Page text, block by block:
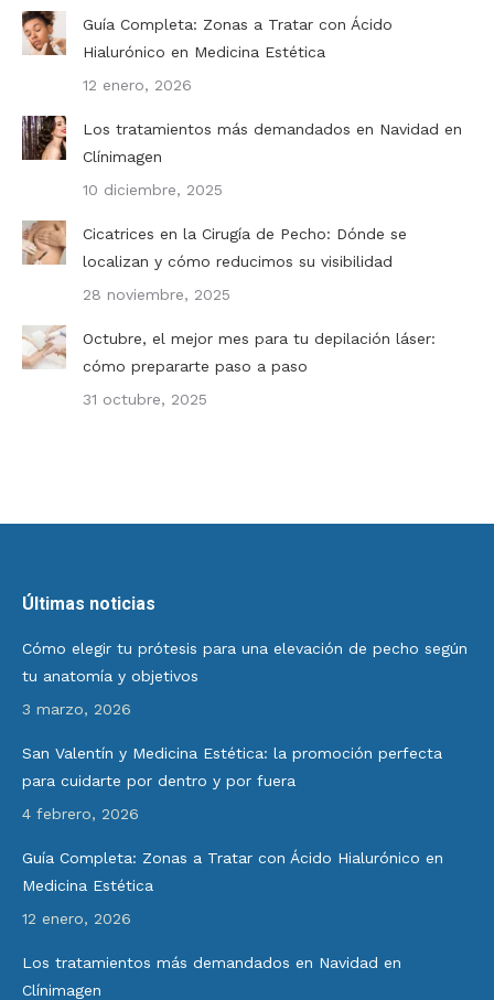
Guía Completa: Zonas a Tratar con Ácido
Hialurónico en Medicina Estética
12 enero, 2026
Los tratamientos más demandados en Navidad en
Clínimagen
10 diciembre, 2025
Cicatrices en la Cirugía de Pecho: Dónde se
localizan y cómo reducimos su visibilidad
28 noviembre, 2025
Octubre, el mejor mes para tu depilación láser:
cómo prepararte paso a paso
31 octubre, 2025
Últimas noticias
Cómo elegir tu prótesis para una elevación de pecho según
tu anatomía y objetivos
3 marzo, 2026
San Valentín y Medicina Estética: la promoción perfecta
para cuidarte por dentro y por fuera
4 febrero, 2026
Guía Completa: Zonas a Tratar con Ácido Hialurónico en
Medicina Estética
12 enero, 2026
Los tratamientos más demandados en Navidad en
Clínimagen